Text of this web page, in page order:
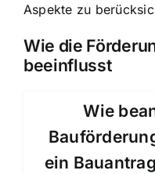
Aspekte zu
Wie die
beeinflusst
Wie
ein